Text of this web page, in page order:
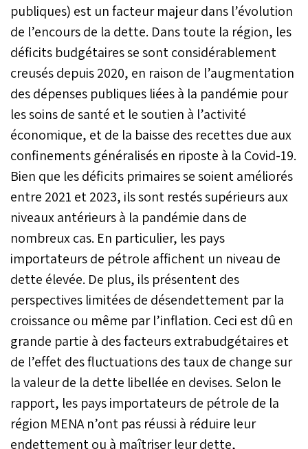
publiques) est un facteur majeur dans l’évolution
de l’encours de la dette. Dans toute la région, les
déficits budgétaires se sont considérablement
creusés depuis 2020, en raison de l’augmentation
des dépenses publiques liées à la pandémie pour
les soins de santé et le soutien à l’activité
économique, et de la baisse des recettes due aux
confinements généralisés en riposte à la Covid-19.
Bien que les déficits primaires se soient améliorés
entre 2021 et 2023, ils sont restés supérieurs aux
niveaux antérieurs à la pandémie dans de
nombreux cas. En particulier, les pays
importateurs de pétrole affichent un niveau de
dette élevée. De plus, ils présentent des
perspectives limitées de désendettement par la
croissance ou même par l’inflation. Ceci est dû en
grande partie à des facteurs extrabudgétaires et
de l’effet des fluctuations des taux de change sur
la valeur de la dette libellée en devises. Selon le
rapport, les pays importateurs de pétrole de la
région MENA n’ont pas réussi à réduire leur
endettement ou à maîtriser leur dette,